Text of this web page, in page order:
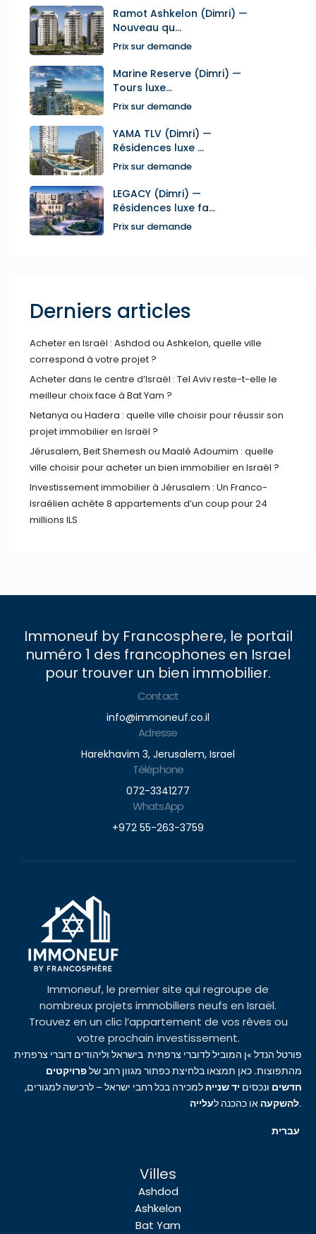
Ramot Ashkelon (Dimri) —
Nouveau qu...
Prix sur demande
Marine Reserve (Dimri) —
Tours luxe...
Prix sur demande
YAMA TLV (Dimri) —
Résidences luxe ...
Prix sur demande
LEGACY (Dimri) —
Résidences luxe fa...
Prix sur demande
Derniers articles
Acheter en Israël : Ashdod ou Ashkelon, quelle ville
correspond à votre projet ?
Acheter dans le centre d’Israël : Tel Aviv reste-t-elle le
meilleur choix face à Bat Yam ?
Netanya ou Hadera : quelle ville choisir pour réussir son
projet immobilier en Israël ?
Jérusalem, Beit Shemesh ou Maalé Adoumim : quelle
ville choisir pour acheter un bien immobilier en Israël ?
Investissement immobilier à Jérusalem : Un Franco-
Israélien achète 8 appartements d’un coup pour 24
millions ILS
Immoneuf by Francosphere, le portail
numéro 1 des francophones en Israel
pour trouver un bien immobilier.
Contact
info@immoneuf.co.il
Adresse
Harekhavim 3, Jerusalem, Israel
Téléphone
072-3341277
WhatsApp
+972 55-263-3759
Immoneuf, le premier site qui regroupe de
nombreux projets immobiliers neufs en Israël.
Trouvez en un clic l’appartement de vos rêves ou
votre prochain investissement.
פורטל הנדל »ן המוביל לדוברי צרפתית בישראל וליהודים דוברי צרפתית
מהתפוצות. כאן תמצאו בלחיצת כפתור מגוון רחב שלפרויקטים
חדשים ונכסים יד שנייה למכירה בכל רחבי ישראל – לרכישה למגורים,
להשקעה או כהכנה לעלייה .
Villes
Ashdod
Ashkelon
Bat Yam